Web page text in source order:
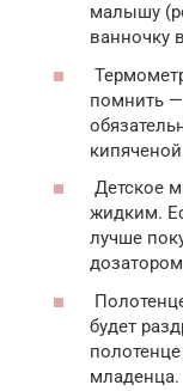
малышу
ванночку
помнить —
Детское
жидким.
лучше
будет
младенца.